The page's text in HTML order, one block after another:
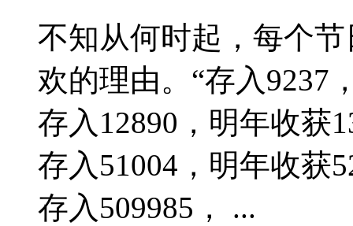
不知从何时起，每个
欢的理由。“存入9237
存入12890，明年收获
存入51004，明年收获
存入509985， ...